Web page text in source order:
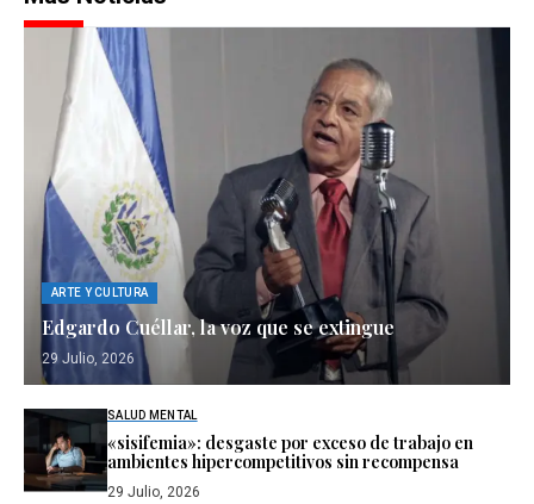
ARTE Y CULTURA
Edgardo Cuéllar, la voz que se extingue
29 Julio, 2026
SALUD MENTAL
«sisifemia»: desgaste por exceso de trabajo en
ambientes hipercompetitivos sin recompensa
29 Julio, 2026